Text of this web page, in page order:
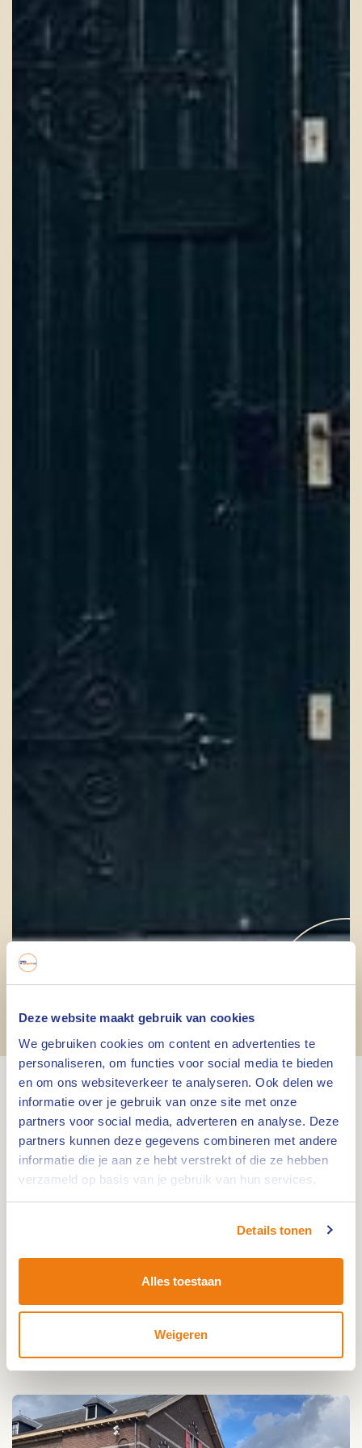
Deze website maakt gebruik van cookies
We gebruiken cookies om content en advertenties te
personaliseren, om functies voor social media te bieden
en om ons websiteverkeer te analyseren. Ook delen we
informatie over je gebruik van onze site met onze
partners voor social media, adverteren en analyse. Deze
partners kunnen deze gegevens combineren met andere
informatie die je aan ze hebt verstrekt of die ze hebben
verzameld op basis van je gebruik van hun services.
Details tonen
Alles toestaan
Weigeren
VVV Weert
Een bezoek aan Weert begint bij
VVV Weert
Ben je op zoek naar (toeristische) informatie over
de gemeente Weert? Dan ben je bij VVV Weert aan
en informatie voor jouw bezoek aan Weert. De
weg. VVV Weert bestaat uit drie verschillende
inspiratiepunten waar je op een interactieve
bezienswaardigheden te bezoeken.